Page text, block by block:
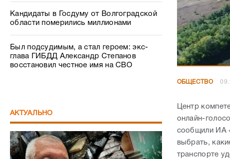
Кандидаты в Госдуму от Волгоградской
области померились миллионами
Был подсудимым, а стал героем: экс-
глава ГИБДД Александр Степанов
восстановил честное имя на СВО
АКТУАЛЬНО
ОБЩЕСТВО
Центр
онлайн-
сообщили ИА
выбрать,
транспорте